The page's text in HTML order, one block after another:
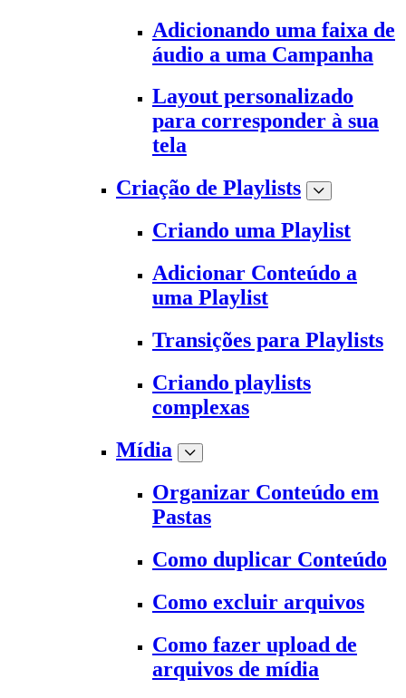
Adicionando uma faixa de
áudio a uma Campanha
Layout personalizado
para corresponder à sua
tela
Criação de Playlists
Criando uma Playlist
Adicionar Conteúdo a
uma Playlist
Transições para Playlists
Criando playlists
complexas
Mídia
Organizar Conteúdo em
Pastas
Como duplicar Conteúdo
Como excluir arquivos
Como fazer upload de
arquivos de mídia